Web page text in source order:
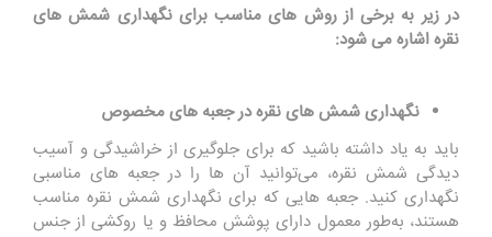
در زیر به برخی از روش های مناسب برای نگهداری شمش های
نقره اشاره می شود:
نگهداری شمش های نقره در جعبه های مخصوص
باید به یاد داشته باشید که برای جلوگیری از خراشیدگی و آسیب
دیدگی شمش نقره، می‌توانید آن ‌ها را در جعبه ‌های مناسبی
نگهداری کنید. جعبه ‌هایی که برای نگهداری شمش نقره مناسب
هستند، به‌طور معمول دارای پوشش محافظ و یا روکشی از جنس